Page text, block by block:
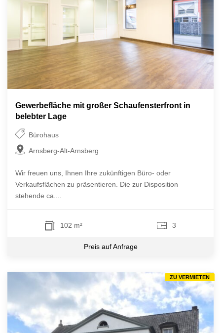
Gewerbefläche mit großer Schaufensterfront in
belebter Lage
Bürohaus
Arnsberg-Alt-Arnsberg
Wir freuen uns, Ihnen Ihre zukünftigen Büro- oder
Verkaufsflächen zu präsentieren. Die zur Disposition
stehende ca....
102 m² 3
Preis auf Anfrage
ZU VERMIETEN